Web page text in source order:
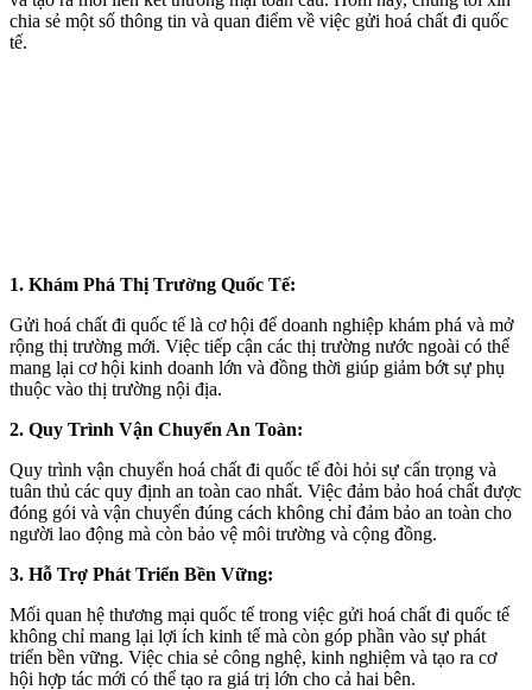
chia sẻ một số thông tin và quan điểm về việc gửi hoá chất đi quốc
tế.
1. Khám Phá Thị Trường Quốc Tế:
Gửi hoá chất đi quốc tế là cơ hội để doanh nghiệp khám phá và mở
rộng thị trường mới. Việc tiếp cận các thị trường nước ngoài có thể
mang lại cơ hội kinh doanh lớn và đồng thời giúp giảm bớt sự phụ
thuộc vào thị trường nội địa.
2. Quy Trình Vận Chuyển An Toàn:
Quy trình vận chuyển hoá chất đi quốc tế đòi hỏi sự cẩn trọng và
tuân thủ các quy định an toàn cao nhất. Việc đảm bảo hoá chất được
đóng gói và vận chuyển đúng cách không chỉ đảm bảo an toàn cho
người lao động mà còn bảo vệ môi trường và cộng đồng.
3. Hỗ Trợ Phát Triển Bền Vững:
Mối quan hệ thương mại quốc tế trong việc gửi hoá chất đi quốc tế
không chỉ mang lại lợi ích kinh tế mà còn góp phần vào sự phát
triển bền vững. Việc chia sẻ công nghệ, kinh nghiệm và tạo ra cơ
hội hợp tác mới có thể tạo ra giá trị lớn cho cả hai bên.